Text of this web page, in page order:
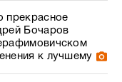
прекрасное
Бочаров
к лучшему